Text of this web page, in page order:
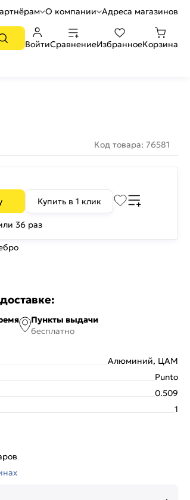
О компании Адреса магазинов
ВойтиСравнениеИзбранноеКорзина
Код товара: 76581
Купить в 1 клик
36 раз
Пункты выдачи
бесплатно
Алюминий, ЦАМ
Punto
0.509
1